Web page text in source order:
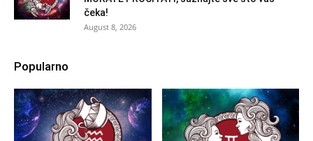
čeka!
August 8, 2026
Popularno